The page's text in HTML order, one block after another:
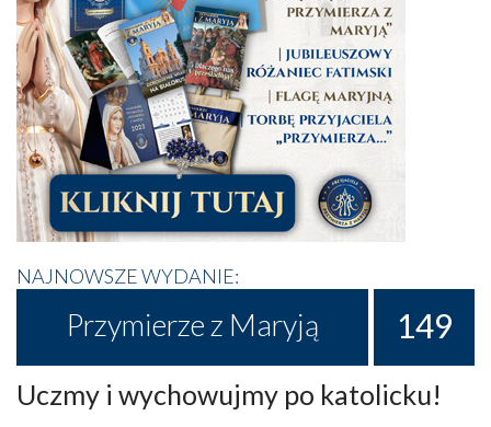
NAJNOWSZE WYDANIE:
Przymierze z Maryją 149
Uczmy i wychowujmy po katolicku!